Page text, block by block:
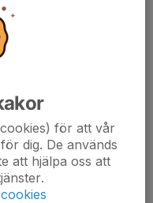
i olika former för att bli
i och kring vår
för att främja en god
för att vår
dig. De används
att hjälpa oss att